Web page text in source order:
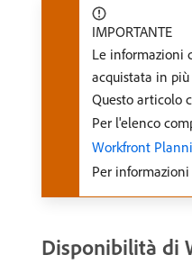
IMPORTANTE
Le informazioni
acquistata in
Questo articolo
Per l'elenco
Workfront
Per
Disponibilità di